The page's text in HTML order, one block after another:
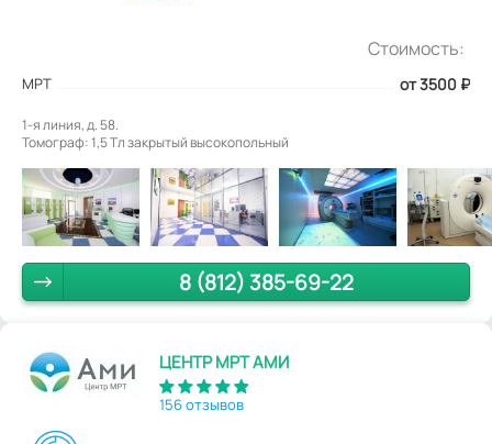
Стоимость:
МРТ от 3500 ₽
1-я линия, д. 58.
Томограф: 1,5 Tл закрытый высокопольный
8 (812) 385-69-22
ЦЕНТР МРТ АМИ
156 отзывов